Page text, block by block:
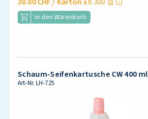
in den Warenkorb
Schaum-Seifenkartusche CW 400 ml
Art-Nr.LH-725